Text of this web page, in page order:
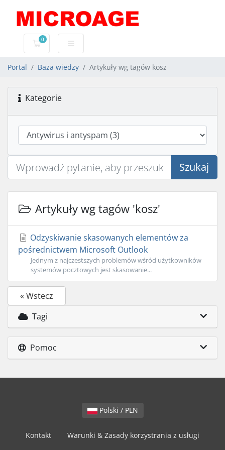
0
Koszyk usług
Portal Baza wiedzy Artykuły wg tagów kosz
Kategorie
Szukaj
Artykuły wg tagów 'kosz'
Odzyskiwanie skasowanych elementów za
pośrednictwem Microsoft Outlook
Jednym z najczestszych problemów wśród użytkowników
systemów pocztowych jest skasowanie...
« Wstecz
Tagi
Pomoc
Polski / PLN
Kontakt Warunki & Zasady korzystrania z usługi